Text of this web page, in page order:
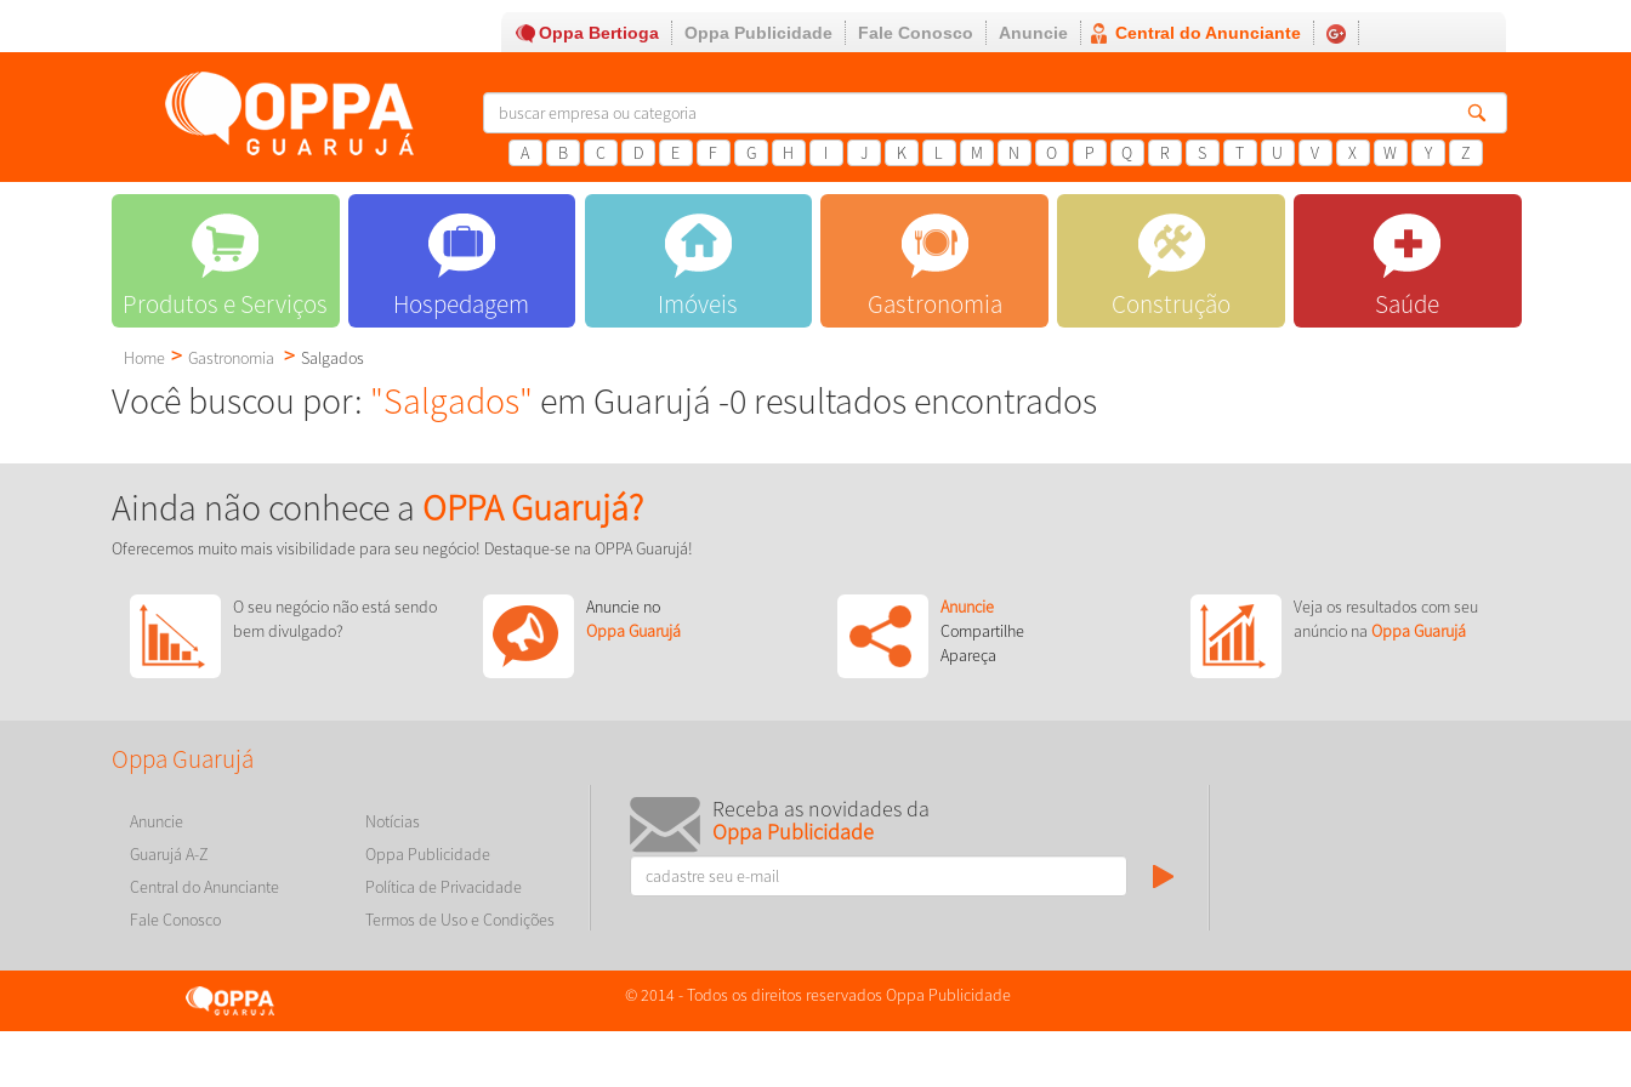
Oppa Bertioga Oppa Publicidade Fale Conosco Anuncie Central do Anunciante
A B C D E F G H I J K L M N O P Q R S T U V X W Y Z
Produtos e Serviços Hospedagem Imóveis Gastronomia Construção Saúde
Home Gastronomia Salgados
Você buscou por: "Salgados" em Guarujá -0 resultados encontrados
Ainda não conhece a OPPA Guarujá?
Oferecemos muito mais visibilidade para seu negócio! Destaque-se na OPPA Guarujá!
O seu negócio não está sendo
bem divulgado?
Anuncie no
Oppa Guarujá
Anuncie
Compartilhe
Apareça
Veja os resultados com seu
anúncio na Oppa Guarujá
Oppa Guarujá
Anuncie
Guarujá A-Z
Central do Anunciante
Fale Conosco
Notícias
Oppa Publicidade
Política de Privacidade
Termos de Uso e Condições
Receba as novidades da
Oppa Publicidade
© 2014 - Todos os direitos reservados Oppa Publicidade